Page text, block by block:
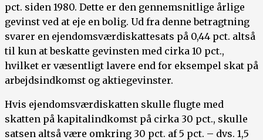
pct. siden 1980. Dette er den gennemsnitlige årlige
gevinst ved at eje en bolig. Ud fra denne betragtning
svarer en ejendomsværdiskattesats på 0,44 pct. altså
til kun at beskatte gevinsten med cirka 10 pct.,
hvilket er væsentligt lavere end for eksempel skat på
arbejdsindkomst og aktiegevinster.
Hvis ejendomsværdiskatten skulle flugte med
skatten på kapitalindkomst på cirka 30 pct., skulle
satsen altså være omkring 30 pct. af 5 pct. – dvs. 1,5